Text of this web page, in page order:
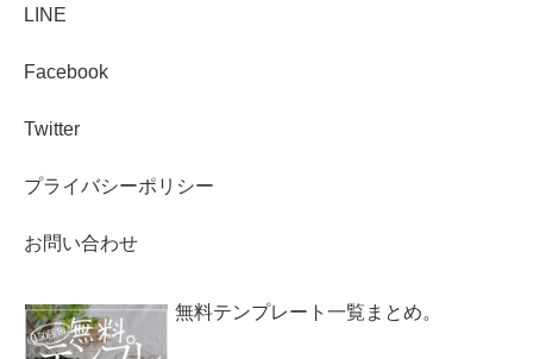
LINE
Facebook
Twitter
プライバシーポリシー
お問い合わせ
無料テンプレート一覧まとめ。